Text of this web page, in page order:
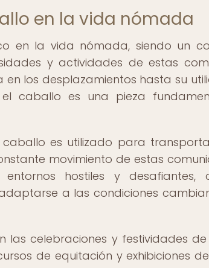
en la vida nómada
en la vida nómada, siendo un
y actividades de estas
los desplazamientos hasta su
caballo es una pieza
es utilizado para
movimiento de estas
hostiles y desafiantes,
a las condiciones
las celebraciones y festividades
de equitación y exhibiciones